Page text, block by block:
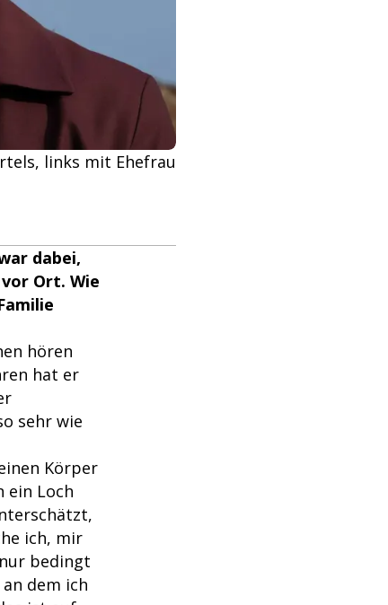
links mit Ehefrau
dabei,
Ort. Wie
hören
hat er
sehr wie
Körper
ein Loch
ich, mir
bedingt
dem ich